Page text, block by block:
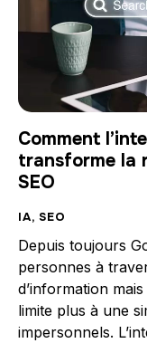
Comment
transforme la
SEO
IA,SEO
Depuis toujours
personnes à
d’information
limite plus à une
impersonnels.